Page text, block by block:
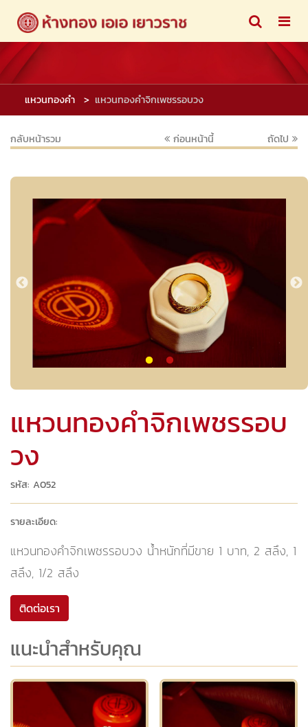
แหวนทองคำ แหวนทองคำจิกเพชรรอบวง
กลับหน้ารวม ก่อนหน้านี้ ถัดไป
แหวนทองคำจิกเพชรรอบ
วง
รหัส: A052
รายละเอียด:
แหวนทองคำจิกเพชรรอบวง น้ำหนักที่มีขาย 1 บาท, 2 สลึง, 1
สลึง, 1/2 สลึง
ติดต่อเรา
แนะนำสำหรับคุณ